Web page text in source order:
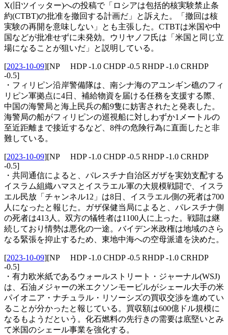
X(旧ツイッター)への投稿で「ロシアは包括的核実験禁止条
約(CTBT)の批准を撤回する計画だ」と訴えた。「撤回は核
実験の再開を意味しない」とも主張した。CTBTは米国や中
国などが批准せずに未発効。ウリヤノフ氏は「米国と同じ立
場になることが狙いだ」と説明している。
[2023-10-09][NP HDP -1.0 CHDP -0.5 RHDP -1.0 CRHDP
-0.5]
・フィリピン沿岸警備隊は、南シナ海のアユンギン礁のフィ
リピン軍拠点に4日、補給物資を届ける任務を支援する際、
中国の海警局と海上民兵の船9隻に妨害されたと発表した。
海警局の船がフィリピンの巡視船に対しわずか1メートルの
至近距離まで接近するなど、8件の危険行為に直面したと非
難している。
[2023-10-09][NP HDP -1.0 CHDP -0.5 RHDP -1.0 CRHDP
-0.5]
・共同通信によると、パレスチナ自治区ガザを実効支配する
イスラム組織ハマスとイスラエル軍の大規模戦闘で、イスラ
エル民放「チャンネル12」は8日、イスラエル側の死者は700
人になったと報じた。ガザ保健当局によると、パレスチナ側
の死者は413人。双方の犠牲者は1100人に上った。戦闘は継
続しており情勢は悪化の一途。バイデン米政権は地域のさら
なる緊張を抑止するため、東地中海への空母派遣を決めた。
[2023-10-09][NP HDP -1.0 CHDP -0.5 RHDP -1.0 CRHDP
-0.5]
・有力欧米紙であるウォールストリート・ジャーナル(WSJ)
は、石油メジャーの米エクソンモービルがシェール大手の米
パイオニア・ナチュラル・リソーシズの買収交渉を進めてい
ることが分かったと報じている。買収額は600億ドル規模に
なるもようだという。化石燃料の先行きの需要は底堅いとみ
て米国のシェール事業を強化する。